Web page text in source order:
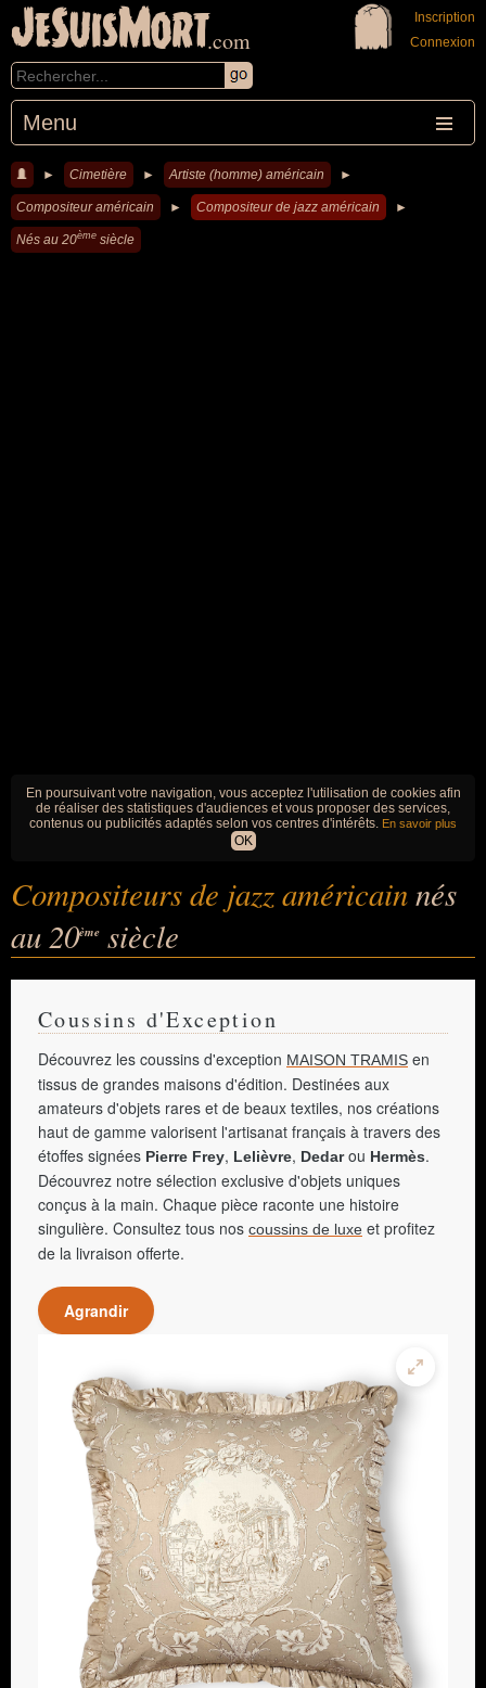
JeSuisMort.com
Menu
Inscription
Connexion
► Cimetière ► Artiste (homme) américain ►
Compositeur américain ► Compositeur de jazz américain ►
Nés au 20ème siècle
En poursuivant votre navigation, vous acceptez l'utilisation de cookies afin
de réaliser des statistiques d'audiences et vous proposer des services,
contenus ou publicités adaptés selon vos centres d'intérêts. En savoir plus
OK
Compositeurs de jazz américainnés
au 20ème siècle
Coussins d'Exception
Découvrez les coussins d'exception MAISON TRAMIS en
tissus de grandes maisons d'édition. Destinées aux
amateurs d'objets rares et de beaux textiles, nos créations
haut de gamme valorisent l'artisanat français à travers des
étoffes signées Pierre Frey, Lelièvre, Dedarou Hermès.
Découvrez notre sélection exclusive d'objets uniques
conçus à la main. Chaque pièce raconte une histoire
singulière. Consultez tous nos coussins de luxe et profitez
de la livraison offerte.
Agrandir